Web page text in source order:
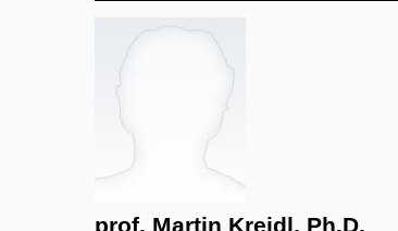
prof. Martin Kreidl, Ph.D.